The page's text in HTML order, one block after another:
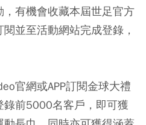
有機會收藏本屆世足官方
並至活動網站完成登錄，
官網或APP訂閱金球大禮
前5000名客戶，即可獲